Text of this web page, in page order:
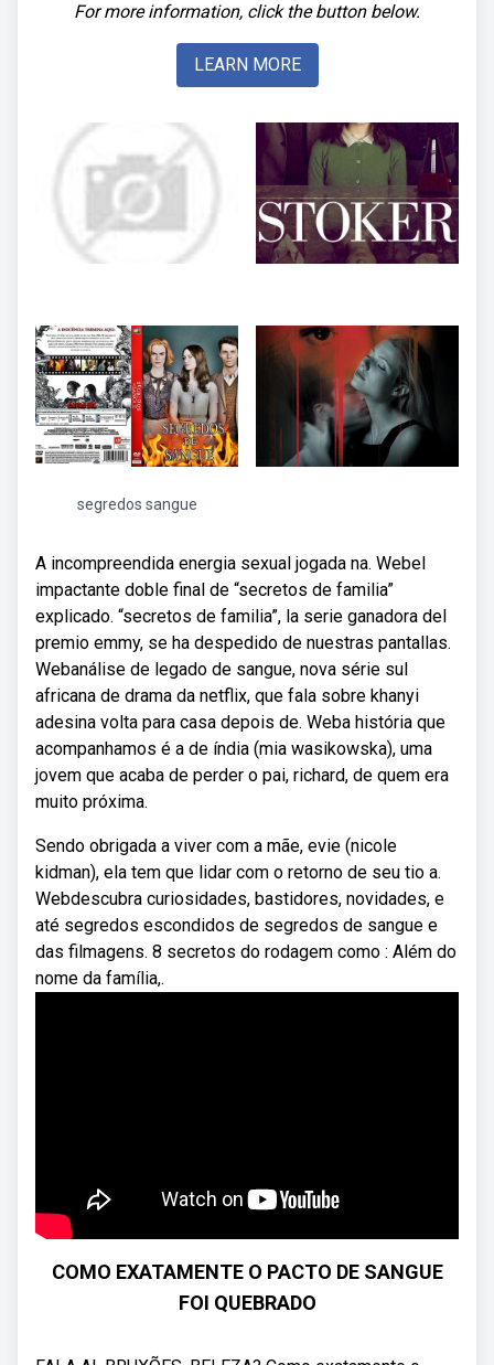
For more information, click the button below.
LEARN MORE
segredos sangue
A incompreendida energia sexual jogada na. Webel
impactante doble final de “secretos de familia”
explicado. “secretos de familia”, la serie ganadora del
premio emmy, se ha despedido de nuestras pantallas.
Webanálise de legado de sangue, nova série sul
africana de drama da netflix, que fala sobre khanyi
adesina volta para casa depois de. Weba história que
acompanhamos é a de índia (mia wasikowska), uma
jovem que acaba de perder o pai, richard, de quem era
muito próxima.
Sendo obrigada a viver com a mãe, evie (nicole
kidman), ela tem que lidar com o retorno de seu tio a.
Webdescubra curiosidades, bastidores, novidades, e
até segredos escondidos de segredos de sangue e
das filmagens. 8 secretos do rodagem como : Além do
nome da família,.
COMO EXATAMENTE O PACTO DE SANGUE
FOI QUEBRADO